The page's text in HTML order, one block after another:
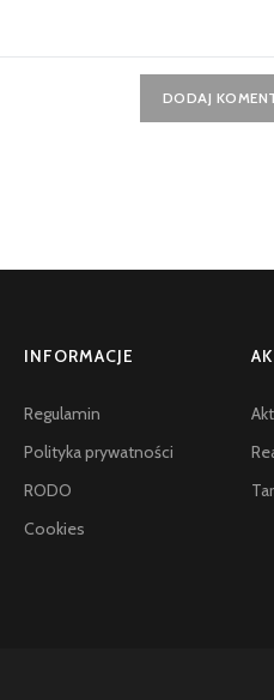
DODAJ
INFORMACJE
Regulamin
Polityka prywatności
RODO
Cookies